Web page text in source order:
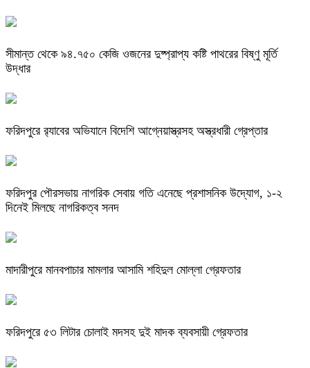
সীমান্ত থেকে ৯৪.৭৫০ কেজি ওজনের দুষ্প্রাপ্য কষ্টি পাথরের বিষ্ণু মূর্তি
উদ্ধার
ফরিদপুরে র‌্যাবের অভিযানে বিদেশি আগ্নেয়াস্ত্রসহ অস্ত্রধারী গ্রেপ্তার
ফরিদপুর পৌরসভায় নাগরিক সেবায় গতি এনেছে প্রশাসনিক উদ্যোগ, ১-২
দিনেই মিলছে নাগরিকত্ব সনদ
মাদারীপুরে মানবপাচার মামলার আসামি শহিদুল মোল্লা গ্রেফতার
ফরিদপুরে ৫৩ লিটার চোলাই মদসহ দুই মাদক ব্যবসায়ী গ্রেফতার